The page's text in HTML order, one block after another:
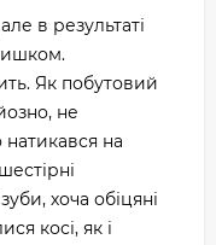
в результаті
Як побутовий
не
на
хоча обіцяні
косі, як і